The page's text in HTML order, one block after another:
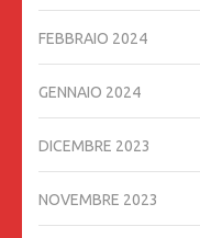
FEBBRAIO 2024
GENNAIO 2024
DICEMBRE 2023
NOVEMBRE 2023